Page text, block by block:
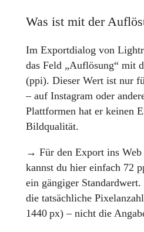
Was ist mit der
Im Exportdialog von
das Feld „Auflösung“ mit
(ppi). Dieser Wert ist nur
– auf Instagram oder
Plattformen hat er keinen
Bildqualität.
→ Für den Export ins Web
kannst du hier einfach 72
ein gängiger
die tatsächliche
1440 px) – nicht die